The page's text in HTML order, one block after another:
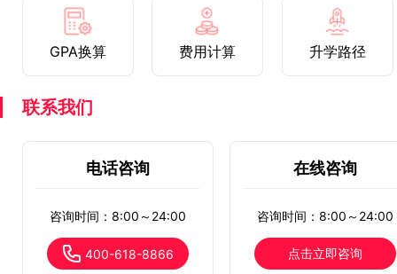
GPA换算 费用计算 升学路径
联系我们
电话咨询
咨询时间：8:00～24:00
400-618-8866
在线咨询
咨询时间：8:00～24:00
点击立即咨询